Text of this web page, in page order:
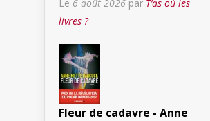
Le 6 août 2026 par T’as où les
livres ?
Fleur de cadavre - Anne